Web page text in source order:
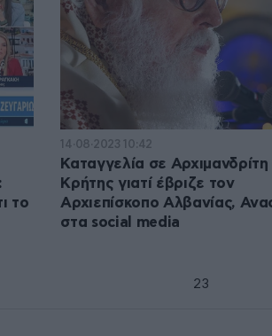
το
14·08·2023 10:42
Καταγγελία σε Αρχιμανδρίτη
Κρήτης γιατί έβριζε τον
Αρχιεπίσκοπο Αλβανίας,
στα social media
23